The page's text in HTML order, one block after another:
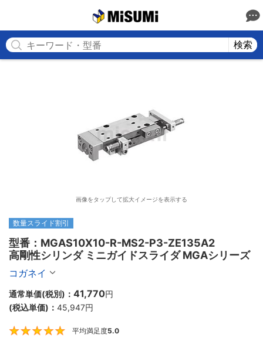
検索
画像をタップして拡大イメージを表示する
数量スライド割引
型番：MGAS10X10-R-MS2-P3-ZE135A2
高剛性シリンダ ミニガイドスライダ MGAシリーズ
コガネイ
通常単価(税別)： 41,770円
(税込単価)： 45,947円
平均満足度5.0